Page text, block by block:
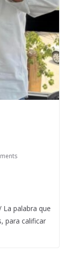
La palabra que
para calificar